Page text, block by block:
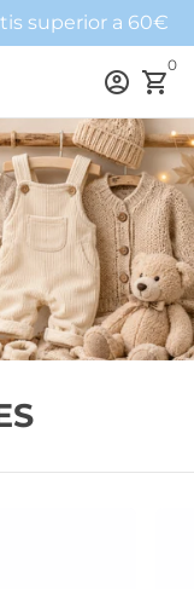
superior a 60€
account_circle shopping_cart
0